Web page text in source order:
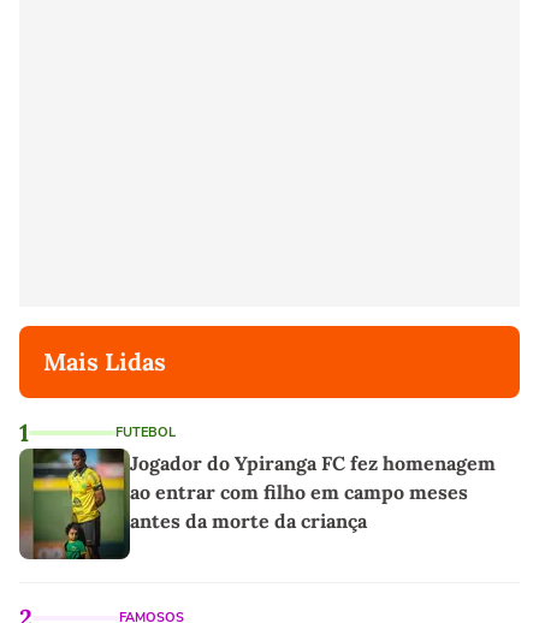
Mais Lidas
1 FUTEBOL
Jogador do Ypiranga FC fez homenagem
ao entrar com filho em campo meses
antes da morte da criança
FAMOSOS